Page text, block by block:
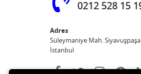
0212 528 15
Adres
Süleymaniye Mah.
İstanbul